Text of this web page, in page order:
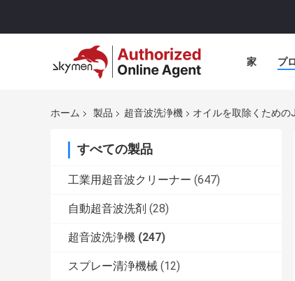
家 プ
ホーム 製品 超音波洗浄機 オイルを取除くため
すべての製品
工業用超音波クリーナー (647)
自動超音波洗剤 (28)
超音波洗浄機 (247)
スプレー清浄機械 (12)